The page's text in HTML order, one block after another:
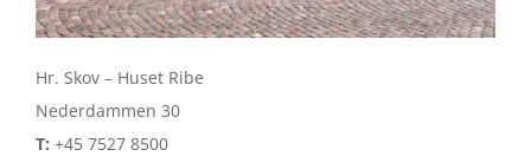
Hr. Skov – Huset Ribe
Nederdammen 30
T: +45 7527 8500